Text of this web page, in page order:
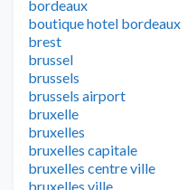
bordeaux
boutique hotel bordeaux
brest
brussel
brussels
brussels airport
bruxelle
bruxelles
bruxelles capitale
bruxelles centre ville
bruxelles ville